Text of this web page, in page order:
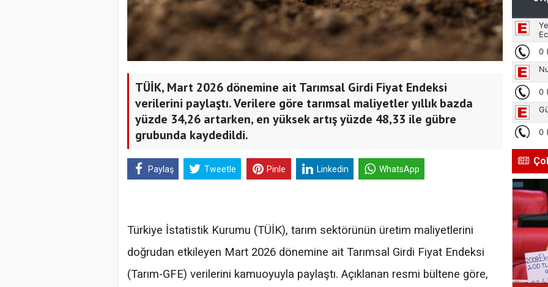
TÜİK, Mart 2026 dönemine ait Tarımsal Girdi Fiyat Endeksi
verilerini paylaştı. Verilere göre tarımsal maliyetler yıllık bazda
yüzde 34,26 artarken, en yüksek artış yüzde 48,33 ile gübre
grubunda kaydedildi.
Paylaş Tweetle Pinle Linkedin WhatsApp
Türkiye İstatistik Kurumu (TÜİK), tarım sektörünün üretim maliyetlerini
doğrudan etkileyen Mart 2026 dönemine ait Tarımsal Girdi Fiyat Endeksi
(Tarım-GFE) verilerini kamuoyuyla paylaştı. Açıklanan resmi bültene göre,